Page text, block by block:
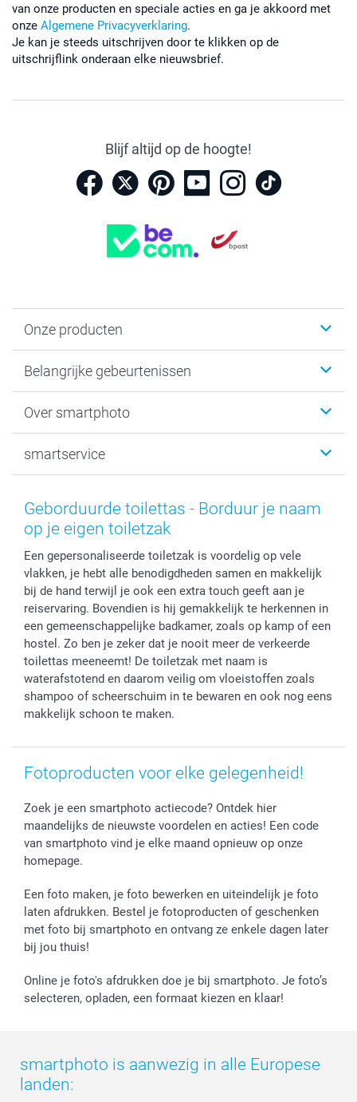
van onze producten en speciale acties en ga je akkoord met
onze Algemene Privacyverklaring.
Je kan je steeds uitschrijven door te klikken op de
uitschrijflink onderaan elke nieuwsbrief.
Blijf altijd op de hoogte!
Onze producten
Fotogeschenken
Fotoprints, Fotoposter & Fotoalbum met fotoprints
MyNameBook
Stickers en Etiketten
Fotokaders, Decoratie en Snoepjes
Belangrijke gebeurtenissen
Baby
Communie- en Lentefeest
Geschenken voor hem
Afstuderen
Vaderdag
Verjaardag
Geboorte
Over smartphoto
Duurzaamheid
Voorwaarden
Herroepingsrecht
Wettelijke garantie
Privacybeleid
Cookiebeleid
Prijslijst
Jobs & Stages
Investor Relations
smartservice
smartgarantie
smartbonus
Grote bestellingen
Levering
Mijn orderstatus
smartfriends
Geborduurde toilettas - Borduur je naam
op je eigen toiletzak
Een gepersonaliseerde toiletzak is voordelig op vele
vlakken, je hebt alle benodigdheden samen en makkelijk
bij de hand terwijl je ook een extra touch geeft aan je
reiservaring. Bovendien is hij gemakkelijk te herkennen in
een gemeenschappelijke badkamer, zoals op kamp of een
hostel. Zo ben je zeker dat je nooit meer de verkeerde
toilettas meeneemt! De toiletzak met naam is
waterafstotend en daarom veilig om vloeistoffen zoals
shampoo of scheerschuim in te bewaren en ook nog eens
makkelijk schoon te maken.
Fotoproducten voor elke gelegenheid!
Zoek je een smartphoto actiecode? Ontdek hier
maandelijks de nieuwste voordelen en acties! Een code
van smartphoto vind je elke maand opnieuw op onze
homepage.
Een foto maken, je foto bewerken en uiteindelijk je foto
laten afdrukken. Bestel je fotoproducten of geschenken
met foto bij smartphoto en ontvang ze enkele dagen later
bij jou thuis!
Online je foto's afdrukken doe je bij smartphoto. Je foto’s
selecteren, opladen, een formaat kiezen en klaar!
smartphoto is aanwezig in alle Europese
landen: